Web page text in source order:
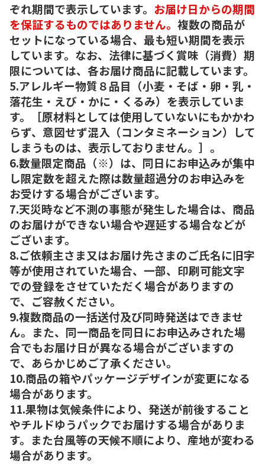
ぞれ期間で表示しています。 お届け日からの期間
を保証するものではありません。 複数の商品が
セットになっている場合、最も短い期間を表示
しています。なお、法律に基づく賞味（消費）期
限については、各お届け商品に記載しています。
5.アレルギー物質８品目（小麦・そば・卵・乳・
落花生・えび・かに・くるみ）を表示していま
す。［原材料としては使用していないにもかかわ
らず、意図せず混入（コンタミネーション）して
しまうものは、表示しておりません。］。
6.数量限定商品（※）は、同日にお申込みが集中
し限定数を超えた際は数量超過分のお申込みを
お受けする場合がございます。
7.天災時など不測の事態が発生した場合は、商品
のお届けができない場合や遅延する場合などが
ございます。
8.ご依頼主さま又はお届け先さまのご氏名に旧字
等が使用されていた場合、一部、印刷可能文字
での登録をさせていただく場合がありますの
で、ご容赦ください。
9.複数商品の一括送付及び同時発送はできませ
ん。また、同一商品を同日にお申込みされた場
合でもお届け日が異なる場合がございますの
で、あらかじめご了承ください。
10.商品の箱やパッケージデザインが変更になる
場合があります。
11.果物は気候条件により、発送が前後すること
やチルドゆうパックでお届けする場合がありま
す。また台風等の天候不順により、産地が変わる
場合があります。